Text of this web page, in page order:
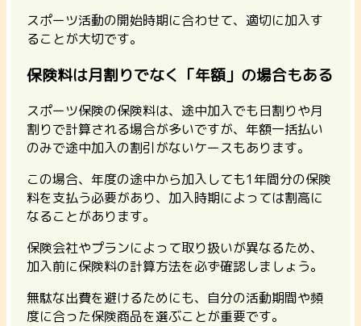
スポーツ活動の開始時期に合わせて、適切に加入す
ることが大切です。
保険料は月割りでなく「年額」の場合もある
スポーツ保険の保険料は、途中加入でも日割りや月
割りで計算される場合が多いですが、年額一括払い
のみで途中加入の割引がないケースもあります。
この場合、年度の途中から加入しても1年間分の保険
料を支払う必要があり、加入時期によっては割高に
なることがあります。
保険会社やプランによって取り扱いが異なるため、
加入前に保険料の計算方法を必ず確認しましょう。
無駄な出費を避けるためにも、自分の活動期間や頻
度に合った保険商品を選ぶことが重要です。